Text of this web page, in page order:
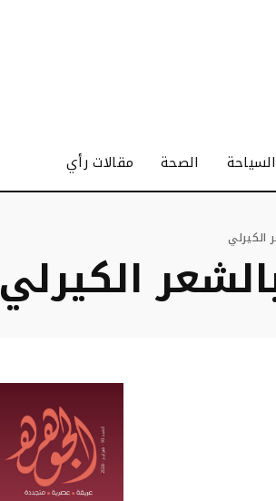
السياحة الصحة مقالات رأي
الكيرلي
الكيرلي